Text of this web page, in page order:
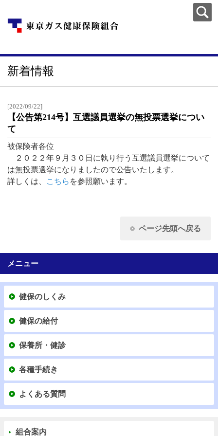
新着情報
[2022/09/22]
【公告第214号】互選議員選挙の無投票選挙につい
て
被保険者各位
２０２２年９月３０日に執り行う互選議員選挙について
は無投票選挙になりましたので公告いたします。
詳しくは、
こちら を参照願います。
ページ先頭へ戻る
メニュー
健保のしくみ
健保の給付
保養所・健診
各種手続き
よくある質問
組合案内